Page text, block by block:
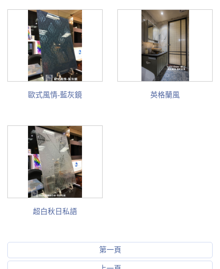
歐式風情-藍灰鏡 英格蘭風
超白秋日私語
第一頁